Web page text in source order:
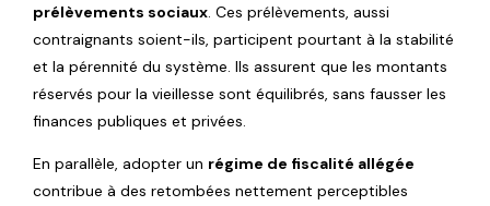
prélèvements sociaux . Ces prélèvements, aussi
contraignants soient-ils, participent pourtant à la stabilité
et la pérennité du système. Ils assurent que les montants
réservés pour la vieillesse sont équilibrés, sans fausser les
finances publiques et privées.
En parallèle, adopter un régime de fiscalité allégée
contribue à des retombées nettement perceptibles